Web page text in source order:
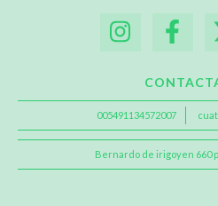
005491134572007
Bernardo de irigoyen 660